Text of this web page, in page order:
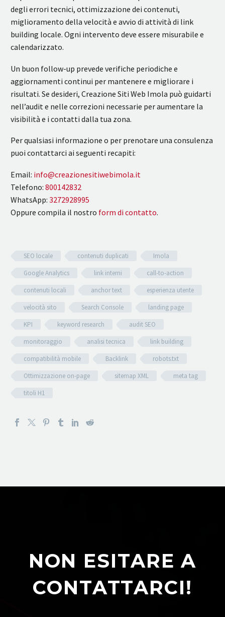
degli errori tecnici, ottimizzazione dei contenuti,
miglioramento della velocità e avvio di attività di link
building locale. Ogni intervento deve essere misurabile e
calendarizzato.
Un buon follow-up prevede verifiche periodiche e
aggiornamenti continui per mantenere e migliorare i
risultati. Se desideri, Creazione Siti Web Imola può guidarti
nell’audit e nelle correzioni necessarie per aumentare la
visibilità e i contatti dalla tua zona.
Per qualsiasi informazione o per prenotare una consulenza
puoi contattarci ai seguenti recapiti:
Email: info@creazionesitiwebimola.it
Telefono: 800142832
WhatsApp: 3272928995
Oppure compila il nostro form di contatto.
SEO locale contenuti duplicati
Imola
Google Analytics
link interni
call-to-action
contenuti locali
anchor text
esperienza utente
velocità sito
Search Console
landing page
KPI
keyword research
audit SEO
monitoraggio
analisi tecnica
link building
compatibilità mobile
Backlink
robots.txt
Ottimizzazione on-page
sitemap XML
meta tag
titoli H1
NON ESITARE A
CONTATTARCI!